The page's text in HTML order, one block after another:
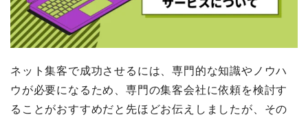
ネット集客で成功させるには、専門的な知識やノウハ
ウが必要になるため、専門の集客会社に依頼を検討す
ることがおすすめだと先ほどお伝えしましたが、その